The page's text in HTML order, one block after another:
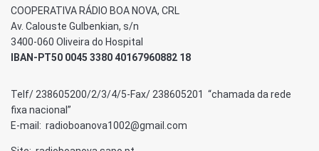
COOPERATIVA RÁDIO BOA NOVA, CRL
Av. Calouste Gulbenkian, s/n
3400-060 Oliveira do Hospital
IBAN-PT50 0045 3380 40167960882 18
Telf/ 238605200/2/3/4/5-Fax/ 238605201 “chamada da rede
fixa nacional”
E-mail: radioboanova1002@gmail.com